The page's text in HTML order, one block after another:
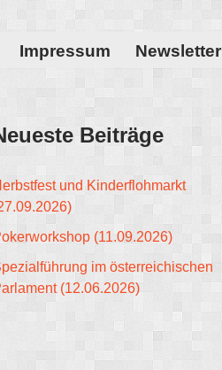
Impressum Newsletter
Beiträge
und Kinderflohmarkt
(11.09.2026)
im österreichischen
(12.06.2026)